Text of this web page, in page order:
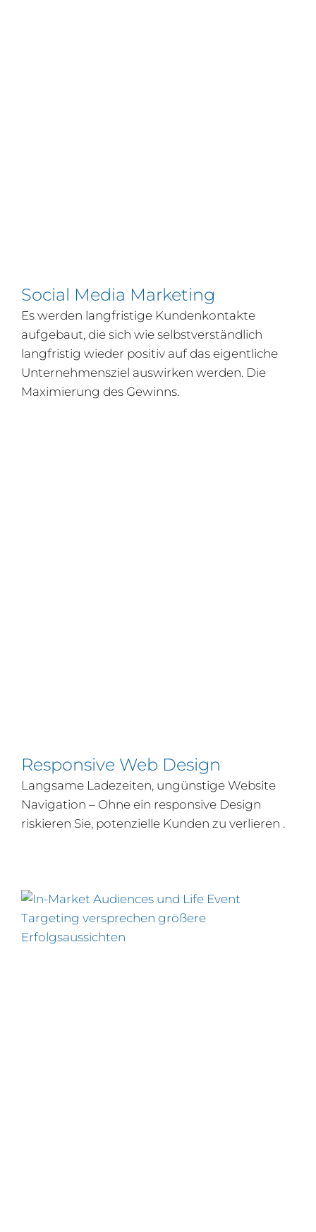
Social Media Marketing
Es werden langfristige Kundenkontakte
aufgebaut, die sich wie selbstverständlich
langfristig wieder positiv auf das eigentliche
Unternehmensziel auswirken werden. Die
Maximierung des Gewinns.
Responsive Web Design
Langsame Ladezeiten, ungünstige Website
Navigation – Ohne ein responsive Design
riskieren Sie, potenzielle Kunden zu verlieren .